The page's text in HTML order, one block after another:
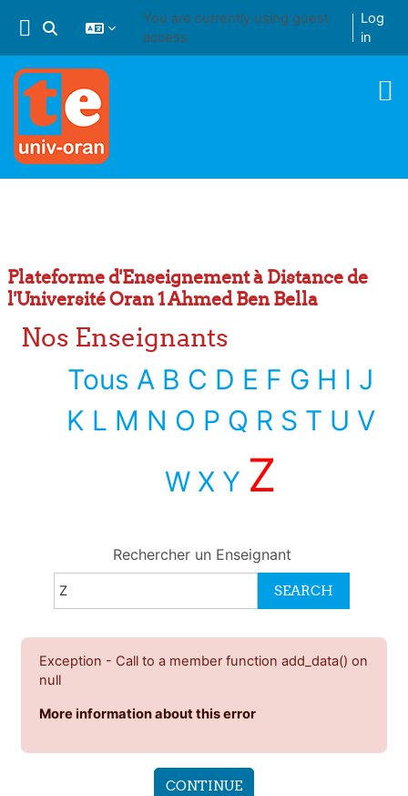
Toggle search input
You are currently using guest
access
Log
in
Plateforme d'Enseignement à Distance de
l'Université Oran 1 Ahmed Ben Bella
Nos Enseignants
Tous A B C D E F G H I J
K L M N O P Q R S T U V
W X Y Z
Rechercher un Enseignant
Exception - Call to a member function add_data() on
null
More information about this error
CONTINUE